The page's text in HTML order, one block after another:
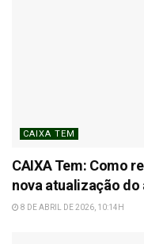
CAIXA TEM
CAIXA Tem: Como
nova atualização do
8 DE ABRIL DE 2026, 10:14H